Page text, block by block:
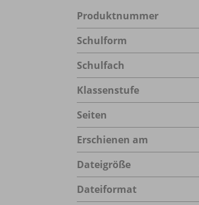
Produktnummer
Schulform
Schulfach
Klassenstufe
Seiten
Erschienen am
Dateigröße
Dateiformat